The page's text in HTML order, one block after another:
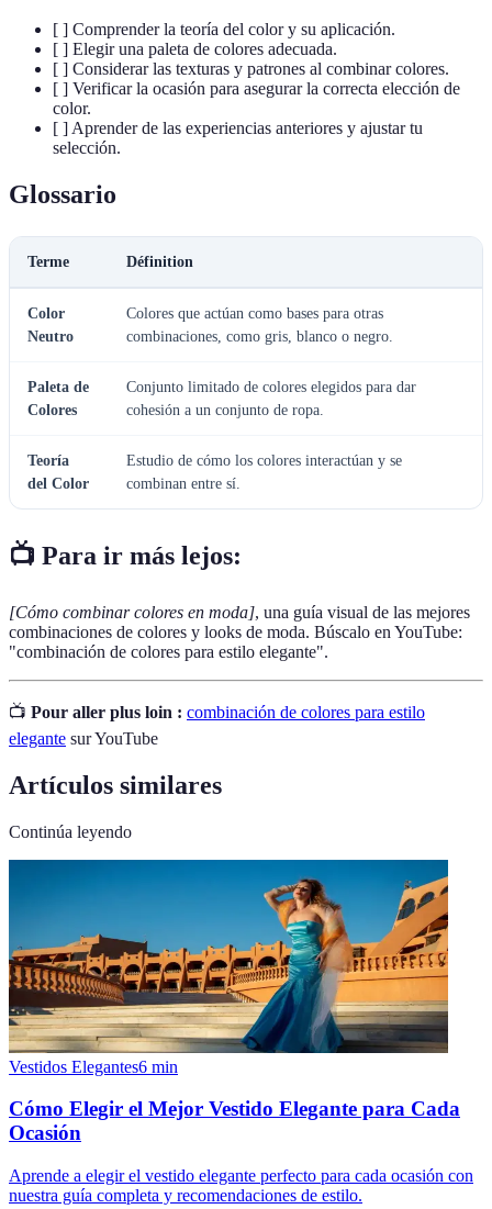
[ ] Comprender la teoría del color y su aplicación.
[ ] Elegir una paleta de colores adecuada.
[ ] Considerar las texturas y patrones al combinar colores.
[ ] Verificar la ocasión para asegurar la correcta elección de
color.
[ ] Aprender de las experiencias anteriores y ajustar tu
selección.
Glossario
Terme Définition
Color
Neutro
Colores que actúan como bases para otras
combinaciones, como gris, blanco o negro.
Paleta de
Colores
Conjunto limitado de colores elegidos para dar
cohesión a un conjunto de ropa.
Teoría
del Color
Estudio de cómo los colores interactúan y se
combinan entre sí.
📺 Para ir más lejos:
[Cómo combinar colores en moda], una guía visual de las mejores
combinaciones de colores y looks de moda. Búscalo en YouTube:
"combinación de colores para estilo elegante".
📺 Pour aller plus loin : combinación de colores para estilo
elegante sur YouTube
Artículos similares
Continúa leyendo
Vestidos Elegantes6 min
Cómo Elegir el Mejor Vestido Elegante para Cada
Ocasión
Aprende a elegir el vestido elegante perfecto para cada ocasión con
nuestra guía completa y recomendaciones de estilo.